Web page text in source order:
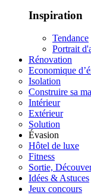
Inspiration
Tendance
Portrait
Rénovation
Economique
Isolation
Construire sa
Intérieur
Extérieur
Solution
Évasion
Hôtel de luxe
Fitness
Sortie,
Idées & Astuces
Jeux concours